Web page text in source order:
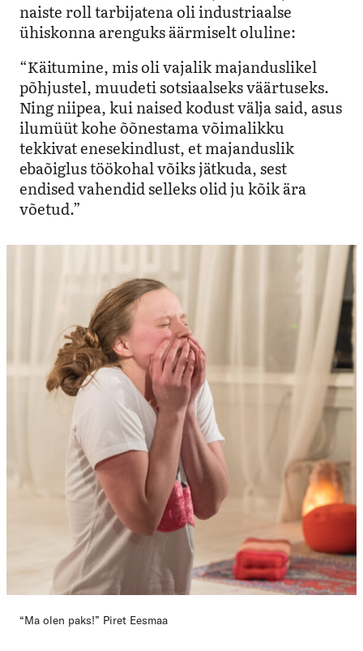
naiste roll tarbijatena oli industriaalse
ühiskonna arenguks äärmiselt oluline:
“Käitumine, mis oli vajalik majanduslikel
põhjustel, muudeti sotsiaalseks väärtuseks.
Ning niipea, kui naised kodust välja said, asus
ilumüüt kohe õõnestama võimalikku
tekkivat enesekindlust, et majanduslik
ebaõiglus töökohal võiks jätkuda, sest
endised vahendid selleks olid ju kõik ära
võetud.”
“Ma olen paks!” Piret Eesmaa